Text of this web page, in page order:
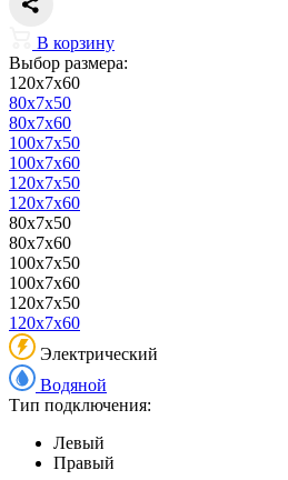
В корзину
Выбор размера:
120x7x60
80x7x50
80x7x60
100x7x50
100x7x60
120x7x50
120x7x60
80x7x50
80x7x60
100x7x50
100x7x60
120x7x50
120x7x60
Электрический
Водяной
Тип подключения:
Левый
Правый